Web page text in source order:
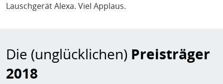
Lauschgerät Alexa. Viel Applaus.
Die (unglücklichen) Preisträger
2018